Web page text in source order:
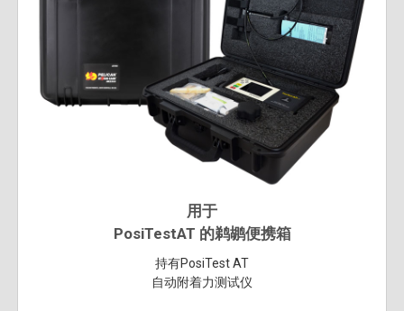
用于
PosiTestAT 的鹈鹕便携箱
持有PosiTest AT
自动附着力测试仪